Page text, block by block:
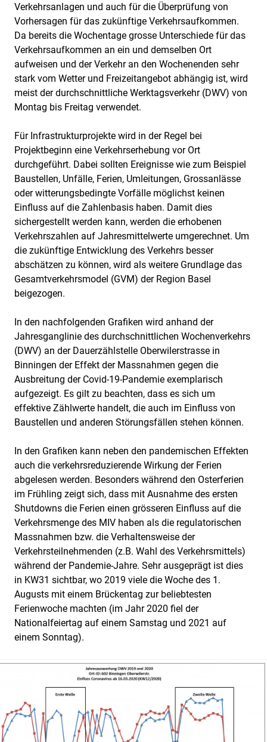
Verkehrsanlagen und auch für die Überprüfung von
Vorhersagen für das zukünftige Verkehrsaufkommen.
Da bereits die Wochentage grosse Unterschiede für das
Verkehrsaufkommen an ein und demselben Ort
aufweisen und der Verkehr an den Wochenenden sehr
stark vom Wetter und Freizeitangebot abhängig ist, wird
meist der durchschnittliche Werktagsverkehr (DWV) von
Montag bis Freitag verwendet.
Für Infrastrukturprojekte wird in der Regel bei
Projektbeginn eine Verkehrserhebung vor Ort
durchgeführt. Dabei sollten Ereignisse wie zum Beispiel
Baustellen, Unfälle, Ferien, Umleitungen, Grossanlässe
oder witterungsbedingte Vorfälle möglichst keinen
Einfluss auf die Zahlenbasis haben. Damit dies
sichergestellt werden kann, werden die erhobenen
Verkehrszahlen auf Jahresmittelwerte umgerechnet. Um
die zukünftige Entwicklung des Verkehrs besser
abschätzen zu können, wird als weitere Grundlage das
Gesamtverkehrsmodel (GVM) der Region Basel
beigezogen.
In den nachfolgenden Grafiken wird anhand der
Jahresganglinie des durchschnittlichen Wochenverkehrs
(DWV) an der Dauerzählstelle Oberwilerstrasse in
Binningen der Effekt der Massnahmen gegen die
Ausbreitung der Covid-19-Pandemie exemplarisch
aufgezeigt. Es gilt zu beachten, dass es sich um
effektive Zählwerte handelt, die auch im Einfluss von
Baustellen und anderen Störungsfällen stehen können.
In den Grafiken kann neben den pandemischen Effekten
auch die verkehrsreduzierende Wirkung der Ferien
abgelesen werden. Besonders während den Osterferien
im Frühling zeigt sich, dass mit Ausnahme des ersten
Shutdowns die Ferien einen grösseren Einfluss auf die
Verkehrsmenge des MIV haben als die regulatorischen
Massnahmen bzw. die Verhaltensweise der
Verkehrsteilnehmenden (z.B. Wahl des Verkehrsmittels)
während der Pandemie-Jahre. Sehr ausgeprägt ist dies
in KW31 sichtbar, wo 2019 viele die Woche des 1.
Augusts mit einem Brückentag zur beliebtesten
Ferienwoche machten (im Jahr 2020 fiel der
Nationalfeiertag auf einem Samstag und 2021 auf
einem Sonntag).